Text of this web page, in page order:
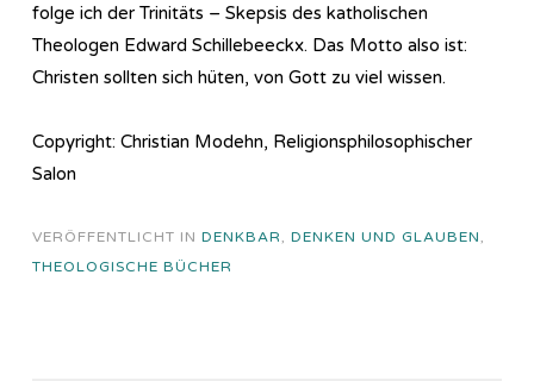
folge ich der Trinitäts – Skepsis des katholischen
Theologen Edward Schillebeeckx. Das Motto also ist:
Christen sollten sich hüten, von Gott zu viel wissen.
Copyright: Christian Modehn, Religionsphilosophischer
Salon
VERÖFFENTLICHT IN DENKBAR, DENKEN UND GLAUBEN,
THEOLOGISCHE BÜCHER